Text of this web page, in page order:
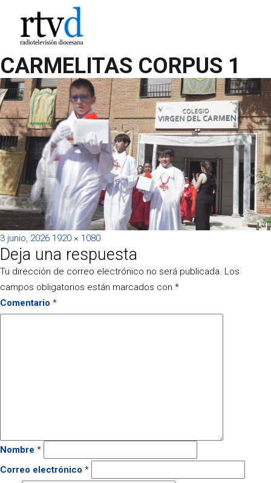
CARMELITAS CORPUS 1
Publicado
el
3 junio, 2026 Tamaño
completo
1920 × 1080
Deja una respuesta
Tu dirección de correo electrónico no será publicada. Los
campos obligatorios están marcados con *
Comentario *
Nombre *
Correo electrónico *